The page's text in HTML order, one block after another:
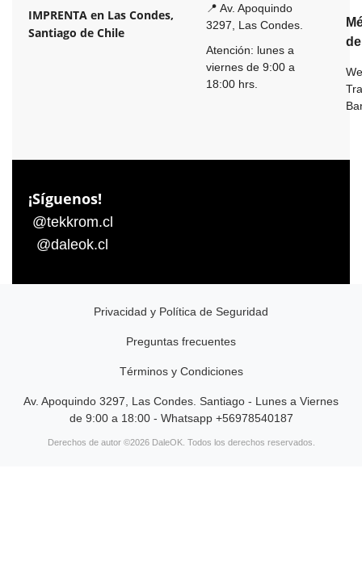
IMPRENTA en Las Condes,
Santiago de Chile
📍 Av. Apoquindo
3297, Las Condes.
Atención: lunes a
viernes de 9:00 a
18:00 hrs.
¡Síguenos!
@tekkrom.cl
@daleok.cl
Privacidad y Política de Seguridad
Preguntas frecuentes
Términos y Condiciones
Av. Apoquindo 3297, Las Condes. Santiago - Lunes a Viernes
de 9:00 a 18:00 - Whatsapp +56978540187
Derechos de autor ©2026 DaleOK. Todos los derechos reservados.